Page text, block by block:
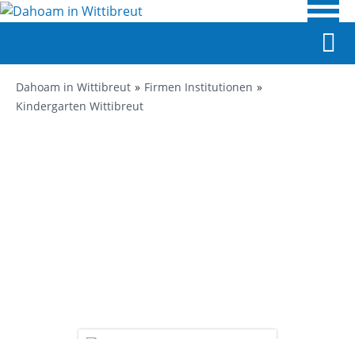
Dahoam in Wittibreut
Firmen Institutionen
Kindergarten Wittibreut